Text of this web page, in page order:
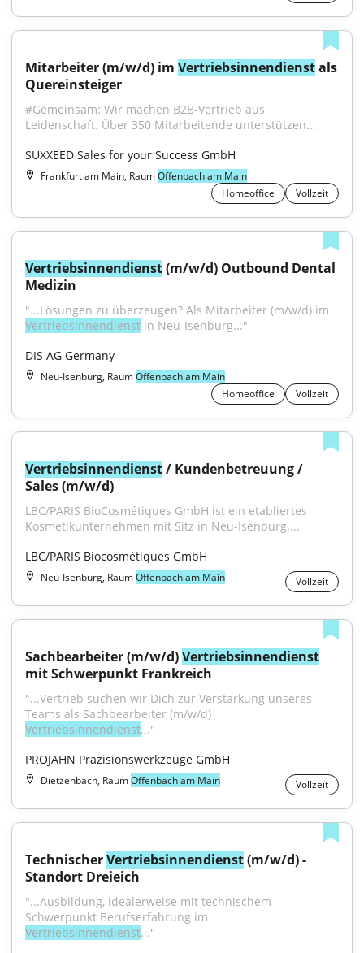
Mitarbeiter (m/w/d) im Vertriebsinnendienst als
Quereinsteiger
#Gemeinsam: Wir machen B2B-Vertrieb aus
Leidenschaft. Über 350 Mitarbeitende unterstützen...
SUXXEED Sales for your Success GmbH
Frankfurt am Main, RaumOffenbach am Main
Homeoffice
Vollzeit
Vertriebsinnendienst (m/w/d) Outbound Dental
Medizin
Vertriebsinnendienst in Neu-Isenburg..."
DIS AG Germany
Neu-Isenburg, RaumOffenbach am Main
Homeoffice
Vollzeit
Vertriebsinnendienst / Kundenbetreuung /
Sales (m/w/d)
LBC/PARIS BioCosmétiques GmbH ist ein etabliertes
Kosmetikunternehmen mit Sitz in Neu-Isenburg....
LBC/PARIS Biocosmétiques GmbH
Neu-Isenburg, RaumOffenbach am Main Vollzeit
Sachbearbeiter (m/w/d) Vertriebsinnendienst
mit Schwerpunkt Frankreich
"...Vertrieb suchen wir Dich zur Verstärkung unseres
Vertriebsinnendienst..."
PROJAHN Präzisionswerkzeuge GmbH
Dietzenbach, RaumOffenbach am Main Vollzeit
Technischer Vertriebsinnendienst (m/w/d) -
Standort Dreieich
"...Ausbildung, idealerweise mit technischem
Vertriebsinnendienst..."